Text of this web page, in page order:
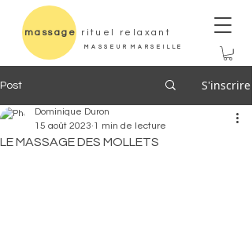
massage rituel relaxant
M A S S E U R M A R S E I L L E
Post S'inscrire
LE MASSAGE DES MOLLETS
Dominique Duron
15 août 2023 1 min de lecture